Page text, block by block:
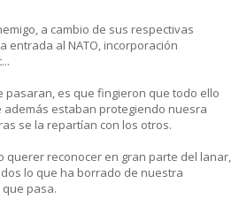
a cambio de sus respectivas
entrada al NATO, incorporación
pasaran, es que fingieron que todo ello
además estaban protegiendo nuesra
se la repartían con los otros.
querer reconocer en gran parte del lanar,
lo que ha borrado de nuestra
pasa.